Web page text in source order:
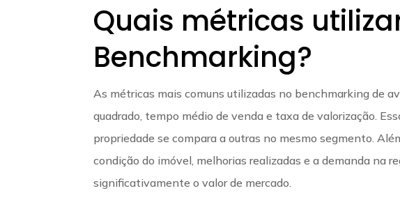
Quais métricas
Benchmarking?
As métricas mais comuns utilizadas no benchmarking de
quadrado, tempo médio de venda e taxa de valorização.
propriedade se compara a outras no mesmo segmento.
condição do imóvel, melhorias realizadas e a demanda na
significativamente o valor de mercado.